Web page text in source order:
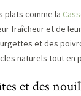
plats comme la
fraîcheur et de
et des
naturels tout en
et des